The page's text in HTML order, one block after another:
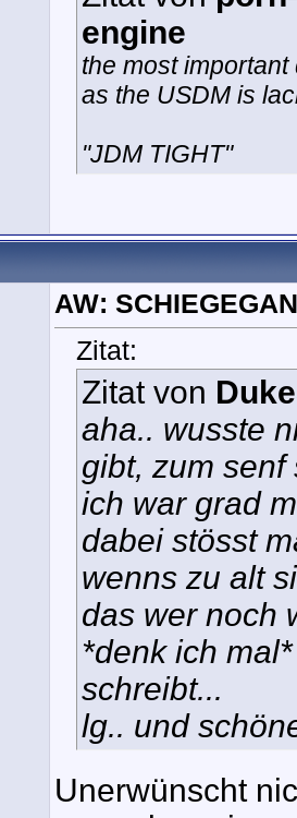
engine
the most
as the USDM is
"JDM TIGHT"
AW:
Zitat:
Zitat von
aha.. wusste
gibt, zum senf
ich war grad
dabei stösst
wenns zu alt
das wer noch
*denk ich
schreibt...
lg.. und
Unerwünscht